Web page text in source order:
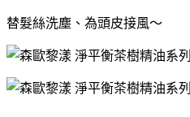
替髮絲洗塵、為頭皮接風～